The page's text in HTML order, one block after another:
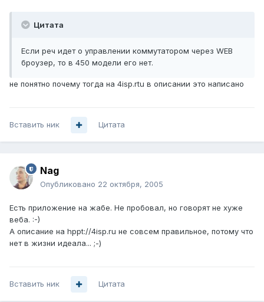
Цитата
Если реч идет о управлении коммутатором через WEB
броузер, то в 450 модели его нет.
не понятно почему тогда на 4isp.rtu в описании это написано
Вставить ник Цитата
Nag
Опубликовано 22 октября, 2005
Есть приложение на жабе. Не пробовал, но говорят не хуже
веба. :-)
А описание на hppt://4isp.ru не совсем правильное, потому что
нет в жизни идеала... ;-)
Вставить ник Цитата